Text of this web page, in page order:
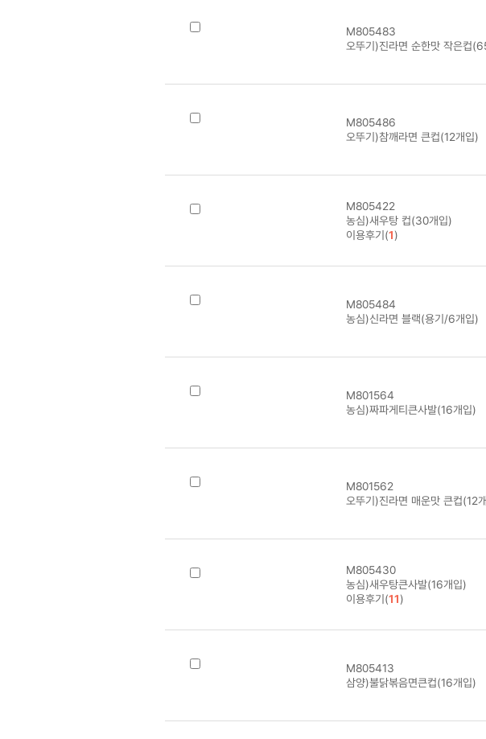
M805483
오뚜기)진라면 순한맛 작은컵
M805486
오뚜기)참깨라면 큰컵(12개입)
M805422
농심)새우탕 컵(30개입)
이용후기(1)
M805484
농심)신라면 블랙(용기/6개입)
M801564
농심)짜파게티큰사발(16개입)
M801562
오뚜기)진라면 매운맛 큰컵(12
M805430
농심)새우탕큰사발(16개입)
이용후기(11)
M805413
삼양)불닭볶음면큰컵(16개입)